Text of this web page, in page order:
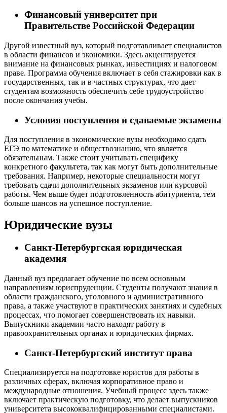
Финансовый университет при
Правительстве Российской Федерации
Другой известный вуз, который подготавливает специалистов
в области финансов и экономики. Здесь акцентируется
внимание на финансовых рынках, инвестициях и налоговом
праве. Программа обучения включает в себя стажировки как в
государственных, так и в частных структурах, что дает
студентам возможность обеспечить себе трудоустройство
после окончания учебы.
Условия поступления и сдаваемые экзамены
Для поступления в экономические вузы необходимо сдать
ЕГЭ по математике и обществознанию, что является
обязательным. Также стоит учитывать специфику
конкретного факультета, так как могут быть дополнительные
требования. Например, некоторые специальности могут
требовать сдачи дополнительных экзаменов или курсовой
работы. Чем выше будет подготовленность абитуриента, тем
больше шансов на успешное поступление.
Юридические вузы
Санкт-Петербургская юридическая
академия
Данный вуз предлагает обучение по всем основным
направлениям юриспруденции. Студенты получают знания в
области гражданского, уголовного и административного
права, а также участвуют в практических занятиях и судебных
процессах, что помогает совершенствовать их навыки.
Выпускники академии часто находят работу в
правоохранительных органах и юридических фирмах.
Санкт-Петербургский институт права
Специализируется на подготовке юристов для работы в
различных сферах, включая корпоративное право и
международные отношения. Учебный процесс здесь также
включает практическую подготовку, что делает выпускников
университета высококвалифицированными специалистами.